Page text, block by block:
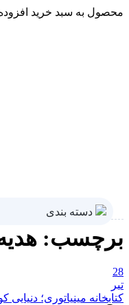
محصول به سبد خرید
دسته بندی
برچسب:
28
تیر
کتابخانه مینیاتوری؛